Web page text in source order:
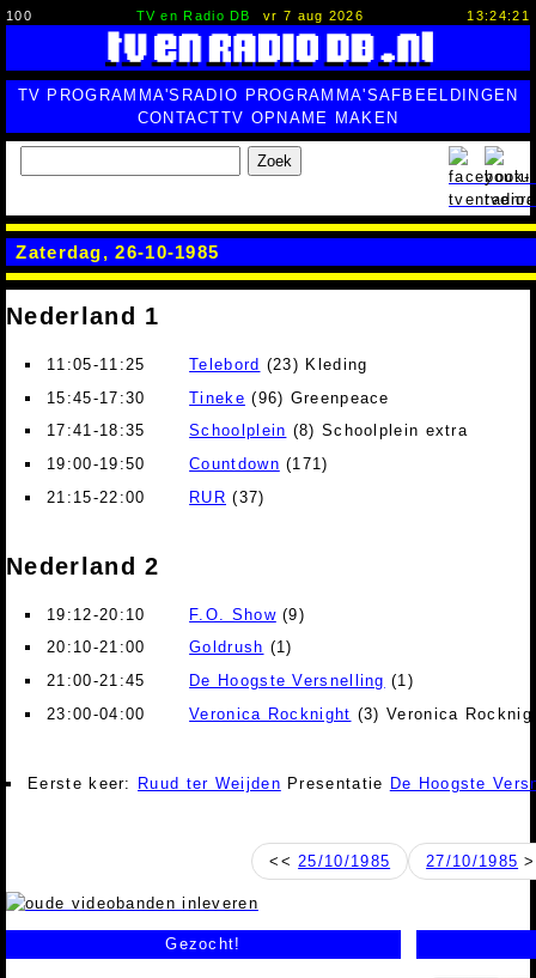
100 TV en Radio DB vr 7 aug 2026 13:24:22
TV PROGRAMMA'S RADIO PROGRAMMA'SAFBEELDINGEN
CONTACTTV OPNAME MAKEN
Zoek
Zaterdag, 26-10-1985
Nederland 1
11:05-11:25 Telebord (23) Kleding
15:45-17:30
Tineke (96) Greenpeace
17:41-18:35
Schoolplein (8) Schoolplein extra
19:00-19:50
Countdown (171)
21:15-22:00
RUR (37)
Nederland 2
19:12-20:10 F.O. Show(9)
20:10-21:00
Goldrush (1)
21:00-21:45
De Hoogste Versnelling (1)
23:00-04:00
Veronica Rocknight (3) Veronica
Eerste keer: Ruud ter Weijden Presentatie De Hoogste
<< 25/10/1985 27/10/1985
Gezocht!